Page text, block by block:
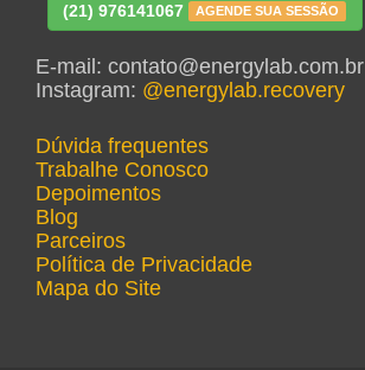
(21) 976141067 AGENDE SUA SESSÃO
E-mail: contato@energylab.com.br
Instagram: @energylab.recovery
Dúvida frequentes
Trabalhe Conosco
Depoimentos
Blog
Parceiros
Política de Privacidade
Mapa do Site